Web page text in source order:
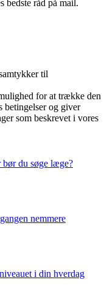
bedste råd på mail.
til
for at trække den
betingelser og giver
som beskrevet i vores
du søge læge?
nemmere
i din hverdag